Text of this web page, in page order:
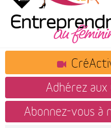
Adhérez
Abonnez-vous